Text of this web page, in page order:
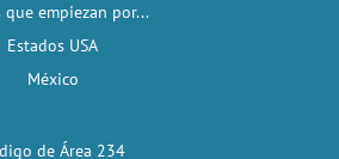
que empiezan por...
Estados USA
México
de Área 234